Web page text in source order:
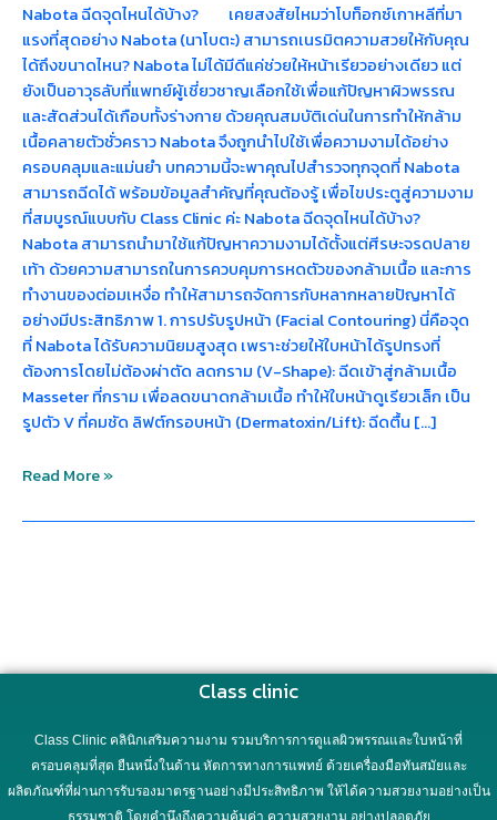
Nabota ฉีดจุดไหนได้บ้าง? เคยสงสัยไหมว่าโบท็อกซ์เกาหลีที่มา
แรงที่สุดอย่าง Nabota (นาโบตะ) สามารถเนรมิตความสวยให้กับคุณ
ได้ถึงขนาดไหน? Nabota ไม่ได้มีดีแค่ช่วยให้หน้าเรียวอย่างเดียว แต่
ยังเป็นอาวุธลับที่แพทย์ผู้เชี่ยวชาญเลือกใช้เพื่อแก้ปัญหาผิวพรรณ
และสัดส่วนได้เกือบทั้งร่างกาย ด้วยคุณสมบัติเด่นในการทำให้กล้าม
เนื้อคลายตัวชั่วคราว Nabota จึงถูกนำไปใช้เพื่อความงามได้อย่าง
ครอบคลุมและแม่นยำ บทความนี้จะพาคุณไปสำรวจทุกจุดที่ Nabota
สามารถฉีดได้ พร้อมข้อมูลสำคัญที่คุณต้องรู้ เพื่อไขประตูสู่ความงาม
ที่สมบูรณ์แบบกับ Class Clinic ค่ะ Nabota ฉีดจุดไหนได้บ้าง?
Nabota สามารถนำมาใช้แก้ปัญหาความงามได้ตั้งแต่ศีรษะจรดปลาย
เท้า ด้วยความสามารถในการควบคุมการหดตัวของกล้ามเนื้อ และการ
ทำงานของต่อมเหงื่อ ทำให้สามารถจัดการกับหลากหลายปัญหาได้
อย่างมีประสิทธิภาพ 1. การปรับรูปหน้า (Facial Contouring) นี่คือจุด
ที่ Nabota ได้รับความนิยมสูงสุด เพราะช่วยให้ใบหน้าได้รูปทรงที่
ต้องการโดยไม่ต้องผ่าตัด ลดกราม (V-Shape): ฉีดเข้าสู่กล้ามเนื้อ
Masseter ที่กราม เพื่อลดขนาดกล้ามเนื้อ ทำให้ใบหน้าดูเรียวเล็ก เป็น
รูปตัว V ที่คมชัด ลิฟต์กรอบหน้า (Dermatoxin/Lift): ฉีดตื้น […]
Read More »
Class clinic
Class Clinic คลินิกเสริมความงาม รวมบริการการดูแลผิวพรรณและใบหน้าที่
ครอบคลุมที่สุด ยืนหนึ่งในด้าน หัตการทางการแพทย์ ด้วยเครื่องมือทันสมัยและ
ผลิตภัณฑ์ที่ผ่านการรับรองมาตรฐานอย่างมีประสิทธิภาพ ให้ได้ความสวยงามอย่างเป็น
ธรรมชาติ โดยคำนึงถึงความคุ้มค่า ความสวยงาม อย่างปลอดภัย